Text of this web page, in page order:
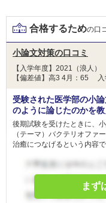
七村奨学金
金額
人数 10人
目的
山口
プテ
ダー
生が
るよ
度か
令和
部学
だ
合格するための口
小論文対策の口コミ
【入学年度】2021（浪人）
【偏差値】高3 4月：65 入
受験された医学部の小
のように論じたのかを教
後期試験を受けたときに、
（テーマ）バクテリオファ
治癒につなげるという内容
まず